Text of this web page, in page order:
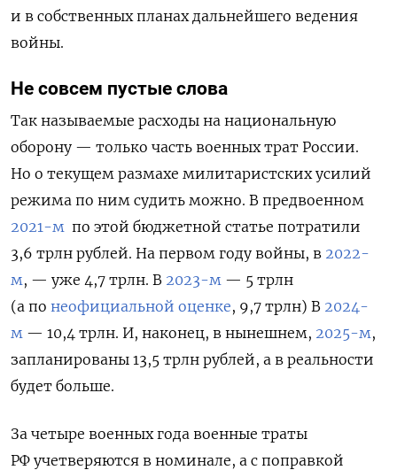
и в собственных планах дальнейшего ведения
войны.
Не совсем пустые слова
Так называемые расходы на национальную
оборону — только часть военных трат России.
Но о текущем размахе милитаристских усилий
режима по ним судить можно. В предвоенном
2021-м по этой бюджетной статье потратили
3,6 трлн рублей. На первом году войны, в 2022-
м, — уже 4,7 трлн. В 2023-м — 5 трлн
(а по неофициальной оценке, 9,7 трлн) В 2024-
м — 10,4 трлн. И, наконец, в нынешнем, 2025-м,
запланированы 13,5 трлн рублей, а в реальности
будет больше.
За четыре военных года военные траты
РФ учетверяются в номинале, а с поправкой